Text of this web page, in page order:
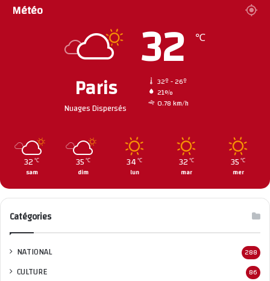
Météo
Paris
Nuages Dispersés
32 ℃
32º - 26º
21%
0.78 km/h
32 ℃
sam
35 ℃
dim
34 ℃
lun
32 ℃
mar
35 ℃
mer
Catégories
NATIONAL 288
CULTURE 86